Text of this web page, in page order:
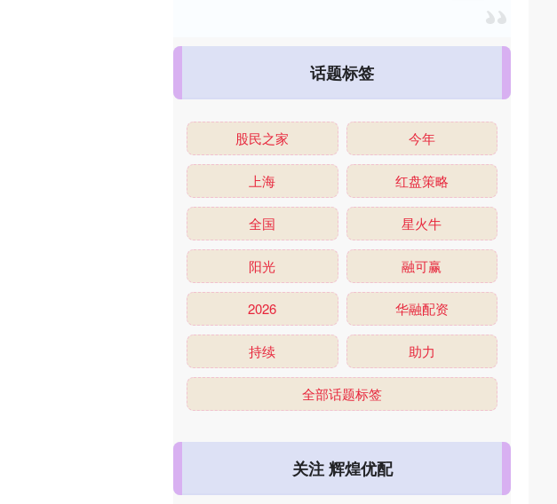
话题标签
股民之家 今年
上海 红盘策略
全国 星火牛
阳光 融可赢
2026 华融配资
持续 助力
全部话题标签
关注 辉煌优配